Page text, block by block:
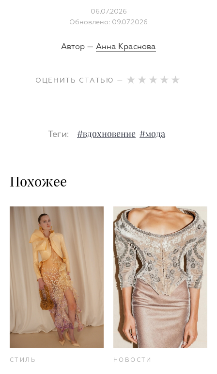
06.07.2026
Обновлено: 09.07.2026
Автор — Анна Краснова
ОЦЕНИТЬ СТАТЬЮ —
Теги: #вдохновение #мода
Похожее
СТИЛЬ НОВОСТИ